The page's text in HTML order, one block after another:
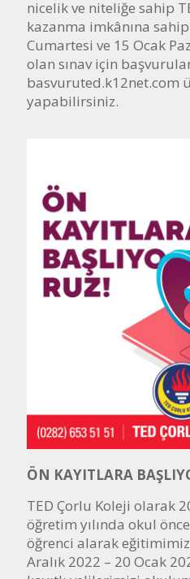
nicelik ve niteliğe sahip
kazanma imkânına
Cumartesi ve 15 Ocak
olan sınav için
basvuruted.k12net.com
yapabilirsiniz.
ÖN KAYITLARA
TED Çorlu Koleji olarak
öğretim yılında okul
öğrenci alarak
Aralık 2022 – 20 Ocak